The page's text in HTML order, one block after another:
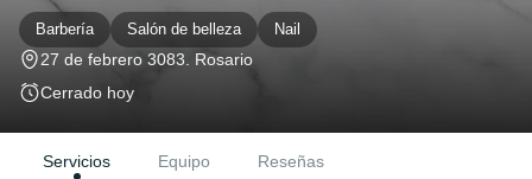
Barbería Salón de belleza Nail
27 de febrero 3083 . Rosario
Cerrado hoy
Servicios Equipo Reseñas